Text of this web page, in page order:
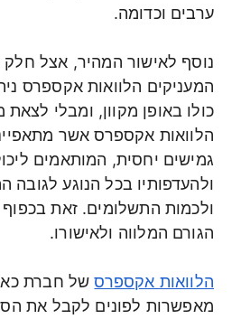
ערבים וכדומה.
נוסף לאישור המהיר, אצל חלק
המעניקים הלוואות אקספרס
כולו באופן מקוון, ומבלי
הלוואות אקספרס אשר
גמישים יחסית, המותאמים
ולהעדפותיו בכל הנוגע לגובה
ולכמות התשלומים. זאת בכפוף
הגורם המלווה ולאישורו.
הלוואות אקספרסשל חברת
מאפשרות לפונים לקבל את